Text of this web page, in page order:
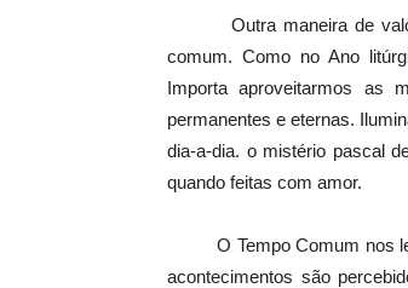
Outra maneira de
comum. Como no Ano
Importa aproveitarmos as
permanentes e eternas.
dia-a-dia. o mistério pascal
quando feitas com amor.
O Tempo Comum nos
acontecimentos são